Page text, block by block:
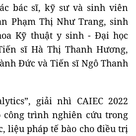
bác sĩ, kỹ sư và sinh viên
Phạm Thị Như Trang, sinh
Kỹ thuật y sinh - Đại học
sĩ Hà Thị Thanh Hương,
Đức và Tiến sĩ Ngô Thanh
giải nhì CAIEC 2022
công trình nghiên cứu trong
liệu pháp tế bào cho điều trị